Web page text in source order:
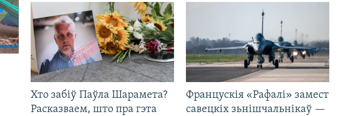
Хто забіў Паўла Шарамета?
Расказваем, што пра гэта
Францускія «Рафалі» замест
савецкіх зьнішчальнікаў —